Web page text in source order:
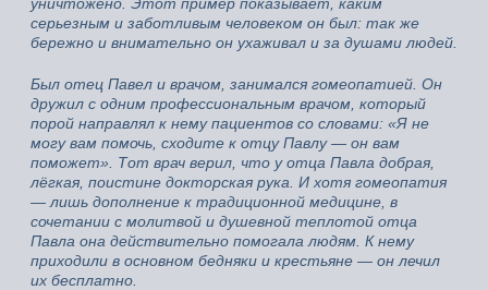
серьезным и заботливым человеком он был: так же
бережно и внимательно он ухаживал и за душами людей.
Был отец Павел и врачом, занимался гомеопатией. Он
дружил с одним профессиональным врачом, который
порой направлял к нему пациентов со словами: «Я не
могу вам помочь, сходите к отцу Павлу — он вам
поможет». Тот врач верил, что у отца Павла добрая,
лёгкая, поистине докторская рука. И хотя гомеопатия
— лишь дополнение к традиционной медицине, в
сочетании с молитвой и душевной теплотой отца
Павла она действительно помогала людям. К нему
приходили в основном бедняки и крестьяне — он лечил
их бесплатно.